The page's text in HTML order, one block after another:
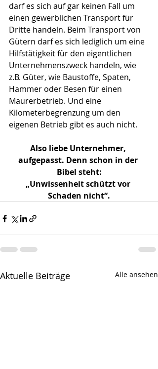
darf es sich auf gar keinen Fall um
einen gewerblichen Transport für
Dritte handeln. Beim Transport von
Gütern darf es sich lediglich um eine
Hilfstätigkeit für den eigentlichen
Unternehmenszweck handeln, wie
z.B. Güter, wie Baustoffe, Spaten,
Hammer oder Besen für einen
Maurerbetrieb. Und eine
Kilometerbegrenzung um den
eigenen Betrieb gibt es auch nicht.
Also liebe Unternehmer,
aufgepasst. Denn schon in der
Bibel steht:
„Unwissenheit schützt vor
Schaden nicht“.
Aktuelle Beiträge Alle ansehen